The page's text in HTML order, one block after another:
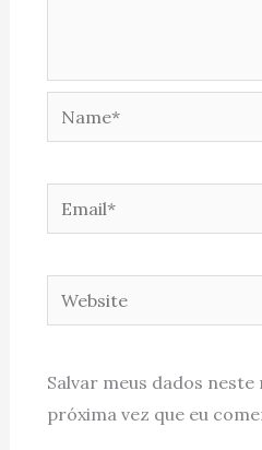
Name*
Email*
Website
Salvar meus dados
próxima vez que eu